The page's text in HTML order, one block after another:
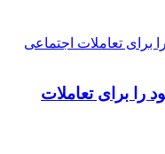
را برای تعاملات